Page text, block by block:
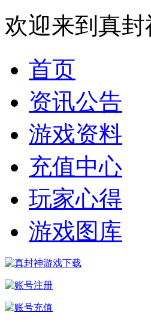
欢迎来到真
首页
资讯公告
游戏资料
充值中心
玩家心得
游戏图库